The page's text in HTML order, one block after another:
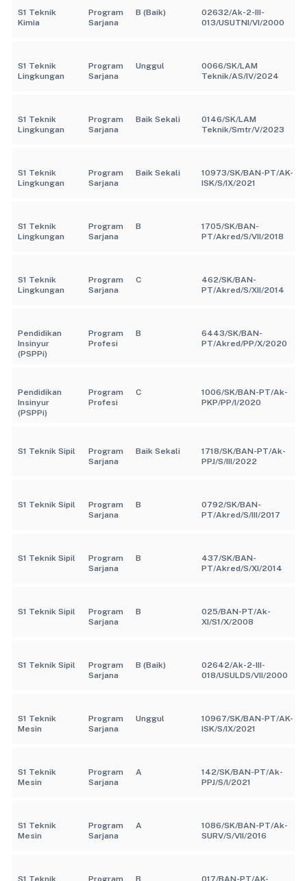
S1 Teknik
Kimia
Program
Sarjana
B (Baik)
02632/Ak-2-III-
013/USUTNI/VI/2000
S1 Teknik
Lingkungan
Program
Sarjana
Unggul
0066/SK/LAM
Teknik/AS/IV/2024
S1 Teknik
Lingkungan
Program
Sarjana
Baik Sekali
0146/SK/LAM
Teknik/Smtr/V/2023
S1 Teknik
Lingkungan
Program
Sarjana
Baik Sekali
10973/SK/BAN-PT/AK-
ISK/S/IX/2021
S1 Teknik
Lingkungan
Program
Sarjana
B
1705/SK/BAN-
PT/Akred/S/VII/2018
S1 Teknik
Lingkungan
Program
Sarjana
C
462/SK/BAN-
PT/Akred/S/XII/2014
Pendidikan
Insinyur
(PSPPi)
Program
Profesi
B
6443/SK/BAN-
PT/Akred/PP/X/2020
Pendidikan
Insinyur
(PSPPi)
Program
Profesi
C
1006/SK/BAN-PT/Ak-
PKP/PP/I/2020
S1 Teknik Sipil
Program
Sarjana
Baik Sekali
1718/SK/BAN-PT/Ak-
PPJ/S/III/2022
S1 Teknik Sipil
Program
Sarjana
B
0792/SK/BAN-
PT/Akred/S/III/2017
S1 Teknik Sipil
Program
Sarjana
B
437/SK/BAN-
PT/Akred/S/XI/2014
S1 Teknik Sipil
Program
Sarjana
B
025/BAN-PT/Ak-
XI/S1/X/2008
S1 Teknik Sipil
Program
Sarjana
B (Baik)
02642/Ak-2-III-
018/USULDS/VII/2000
S1 Teknik
Mesin
Program
Sarjana
Unggul
10967/SK/BAN-PT/AK-
ISK/S/IX/2021
S1 Teknik
Mesin
Program
Sarjana
A
142/SK/BAN-PT/Ak-
PPJ/S/I/2021
S1 Teknik
Mesin
Program
Sarjana
A
1086/SK/BAN-PT/Ak-
SURV/S/VII/2016
S1 Teknik Program B 017/BAN-PT/AK-